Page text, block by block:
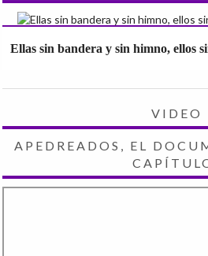
Ellas sin bandera y sin himno, ellos
VIDEO
APEDREADOS, EL